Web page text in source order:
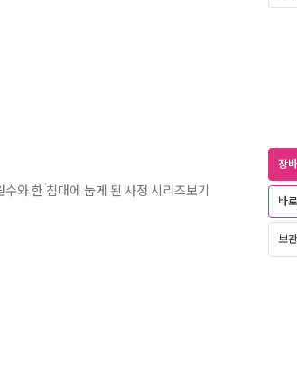
수와 한 침대에 눕게 된 사정 시리즈보기
장
바
보